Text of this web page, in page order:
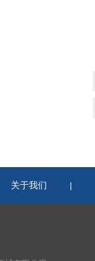
关于我们 |